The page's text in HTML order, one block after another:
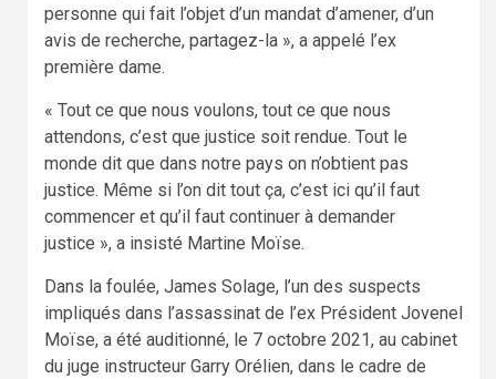
personne qui fait l’objet d’un mandat d’amener, d’un
avis de recherche, partagez-la », a appelé l’ex
première dame.
« Tout ce que nous voulons, tout ce que nous
attendons, c’est que justice soit rendue. Tout le
monde dit que dans notre pays on n’obtient pas
justice. Même si l’on dit tout ça, c’est ici qu’il faut
commencer et qu’il faut continuer à demander
justice », a insisté Martine Moïse.
Dans la foulée, James Solage, l’un des suspects
impliqués dans l’assassinat de l’ex Président Jovenel
Moïse, a été auditionné, le 7 octobre 2021, au cabinet
du juge instructeur Garry Orélien, dans le cadre de